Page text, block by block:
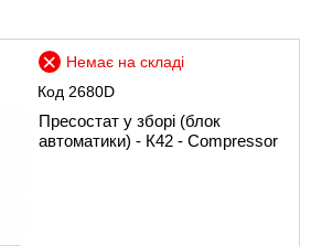
Код2680D
Немає на складі
Пресостат у зборі (блок
автоматики) - К42 - Compressor